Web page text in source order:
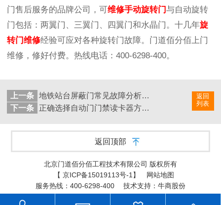
门售后服务的品牌公司，可维修手动旋转门与自动旋转
门包括：两翼门、三翼门、四翼门和水晶门。十几年旋
转门维修经验可应对各种旋转门故障。门道佰分佰上门
维修，修好付费。热线电话： 400-6298-400。
返回
列表
上一条
地铁站台屏蔽门常见故障分析与维修方法介绍
下一条
正确选择自动门门禁读卡器方法介绍
返回顶部
北京门道佰分佰工程技术有限公司 版权所有
【 京ICP备15019113号-1】 网站地图
服务热线：400-6298-400 技术支持：牛商股份